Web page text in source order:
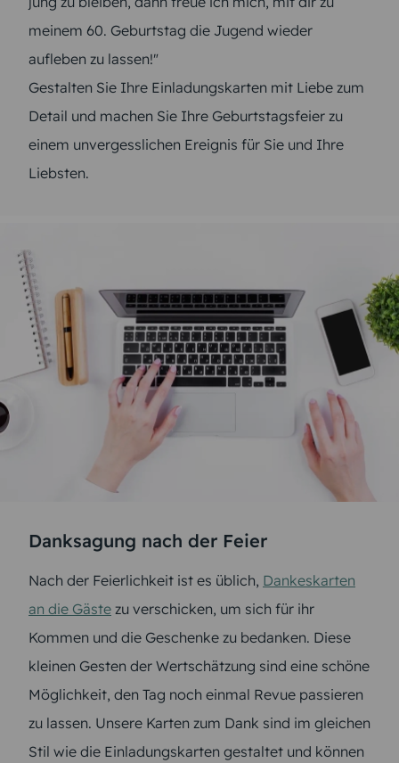
meinem 60. Geburtstag die Jugend wieder
aufleben zu lassen!"
Gestalten Sie Ihre Einladungskarten mit Liebe zum
Detail und machen Sie Ihre Geburtstagsfeier zu
einem unvergesslichen Ereignis für Sie und Ihre
Liebsten.
Danksagung nach der Feier
Nach der Feierlichkeit ist es üblich, Dankeskarten
an die Gäste zu verschicken, um sich für ihr
Kommen und die Geschenke zu bedanken. Diese
kleinen Gesten der Wertschätzung sind eine schöne
Möglichkeit, den Tag noch einmal Revue passieren
zu lassen. Unsere Karten zum Dank sind im gleichen
Stil wie die Einladungskarten gestaltet und können